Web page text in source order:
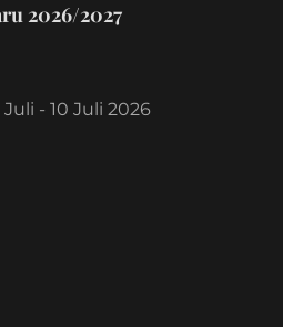
2026/2027
Juli - 10 Juli 2026